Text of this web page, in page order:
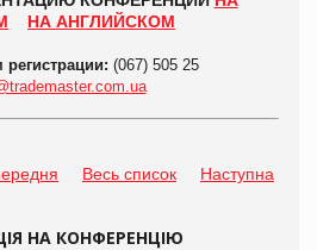
НА АНГЛИЙСКОМ
(067) 505 25
Весь список Наступна
НА КОНФЕРЕНЦІЮ